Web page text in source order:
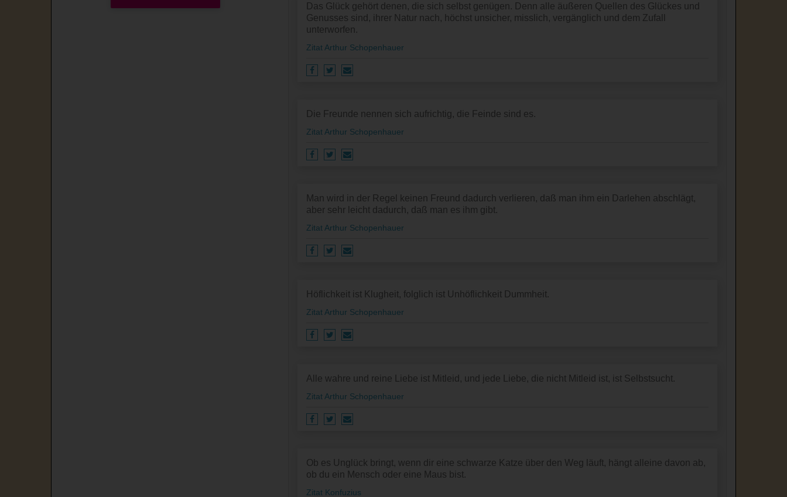
Das Glück gehört denen, die sich selbst genügen. Denn alle äußeren Quellen des Glückes und
Genusses sind, ihrer Natur nach, höchst unsicher, misslich, vergänglich und dem Zufall
unterworfen.
Zitat Arthur Schopenhauer
Die Freunde nennen sich aufrichtig, die Feinde sind es.
Zitat Arthur Schopenhauer
Man wird in der Regel keinen Freund dadurch verlieren, daß man ihm ein Darlehen abschlägt,
aber sehr leicht dadurch, daß man es ihm gibt.
Zitat Arthur Schopenhauer
Höflichkeit ist Klugheit, folglich ist Unhöflichkeit Dummheit.
Zitat Arthur Schopenhauer
Alle wahre und reine Liebe ist Mitleid, und jede Liebe, die nicht Mitleid ist, ist Selbstsucht.
Zitat Arthur Schopenhauer
Ob es Unglück bringt, wenn dir eine schwarze Katze über den Weg läuft, hängt alleine davon ab,
ob du ein Mensch oder eine Maus bist.
Zitat Konfuzius